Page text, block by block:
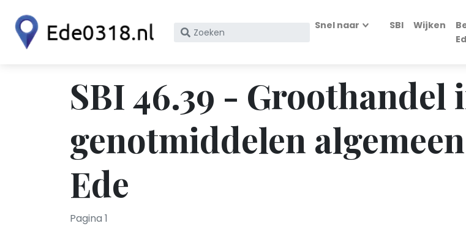
Zoek
KvK
nummer
Snel naar SBI Wijken
SBI 46.39 - Groothandel
genotmiddelen
Ede
Pagina 1